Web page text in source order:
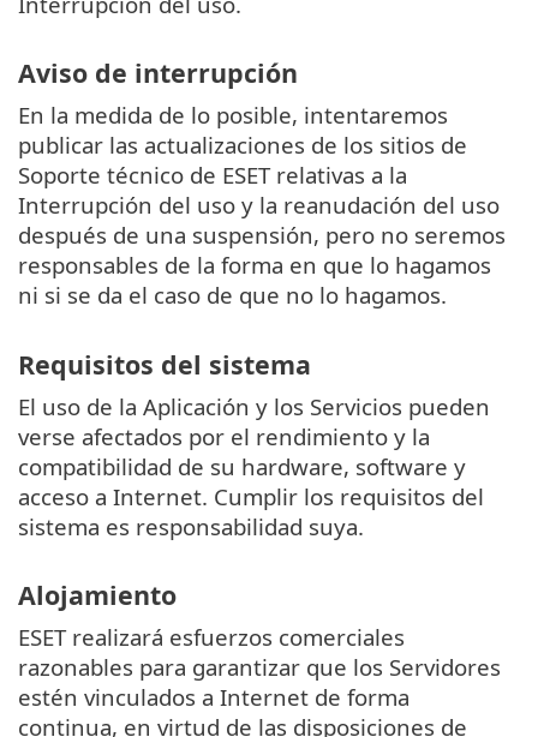
Aviso de interrupción
En la medida de lo posible, intentaremos
publicar las actualizaciones de los sitios de
Soporte técnico de ESET relativas a la
Interrupción del uso y la reanudación del uso
después de una suspensión, pero no seremos
responsables de la forma en que lo hagamos
ni si se da el caso de que no lo hagamos.
Requisitos del sistema
El uso de la Aplicación y los Servicios pueden
verse afectados por el rendimiento y la
compatibilidad de su hardware, software y
acceso a Internet. Cumplir los requisitos del
sistema es responsabilidad suya.
Alojamiento
ESET realizará esfuerzos comerciales
razonables para garantizar que los Servidores
estén vinculados a Internet de forma
continua, en virtud de las disposiciones de